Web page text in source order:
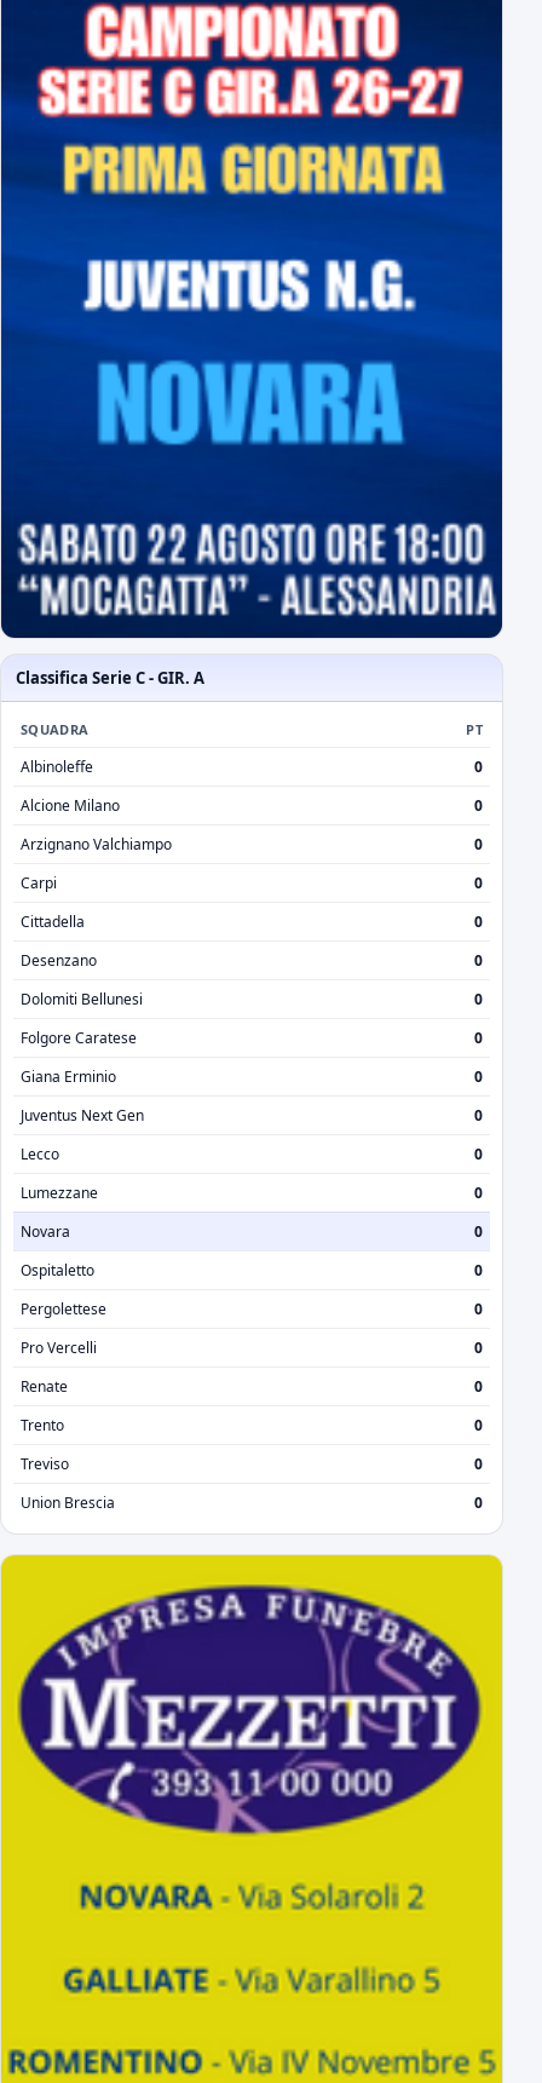
Classifica Serie C - GIR. A
SQUADRA PT
Albinoleffe
0
Alcione Milano
0
Arzignano Valchiampo
0
Carpi
0
Cittadella
0
Desenzano
0
Dolomiti Bellunesi
0
Folgore Caratese
0
Giana Erminio
0
Juventus Next Gen
0
Lecco
0
Lumezzane
0
Novara
0
Ospitaletto
0
Pergolettese
0
Pro Vercelli
0
Renate
0
Trento
0
Treviso
0
Union Brescia
0